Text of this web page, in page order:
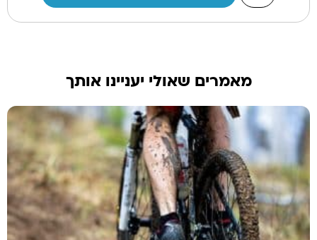
מאמרים שאולי יעניינו אותך